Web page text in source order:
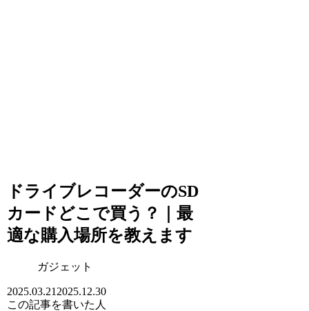
ドライブレコーダーのSD
カードどこで買う？｜最
適な購入場所を教えます
ガジェット
2025.03.21 2025.12.30
この記事を書いた人